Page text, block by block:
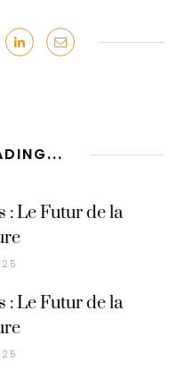
: Le Futur de la
: Le Futur de la